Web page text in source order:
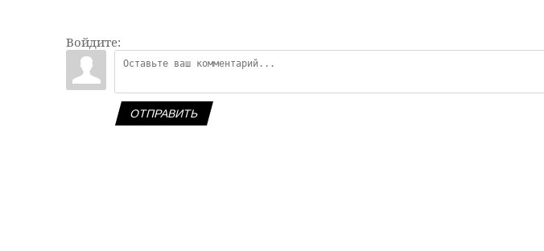
Войдите:
ОТПРАВИТЬ